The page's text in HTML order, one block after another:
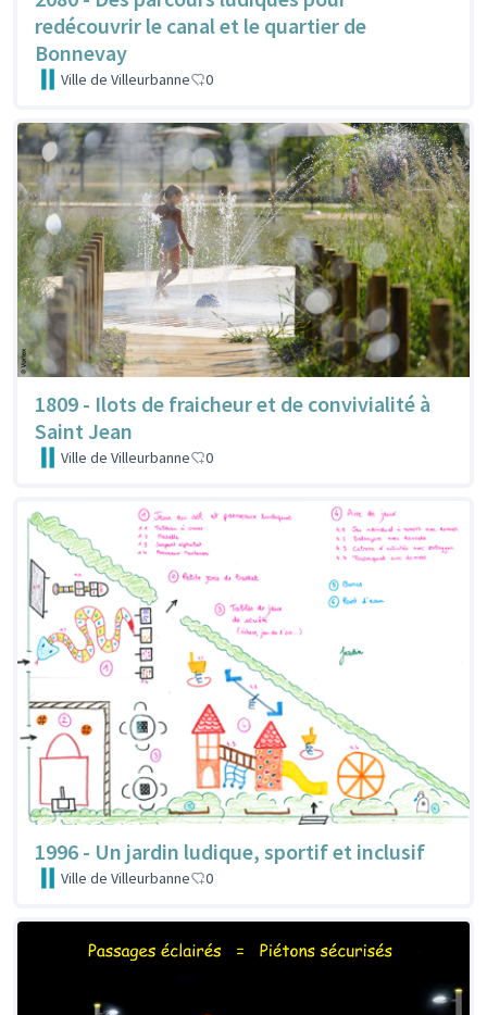
redécouvrir le canal et le quartier de
Bonnevay
Ville de Villeurbanne 0
1809 - Ilots de fraicheur et de convivialité à
Saint Jean
Ville de Villeurbanne 0
1996 - Un jardin ludique, sportif et inclusif
Ville de Villeurbanne 0